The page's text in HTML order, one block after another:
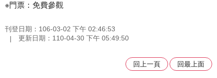
※門票：免費參觀
刊登日期：106-03-02 下午 02:46:53
更新日期：110-04-30 下午 05:49:50
回上一頁 回最上面